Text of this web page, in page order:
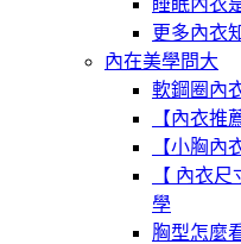
睡眠內衣
更多內衣
內在美學問大
軟鋼圈內
【內衣推
【小胸內
【 內衣
學
胸型怎麼